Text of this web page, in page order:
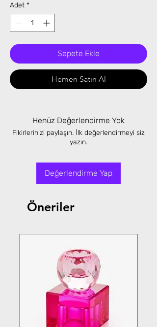
Adet *
Sepete Ekle
Hemen Satın Al
Henüz Değerlendirme Yok
Fikirlerinizi paylaşın. İlk değerlendirmeyi siz
yazın.
Değerlendirme Yap
Öneriler